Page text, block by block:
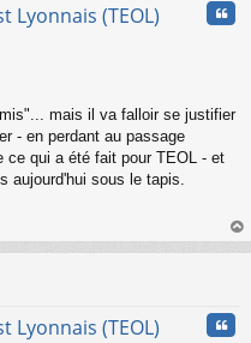
Lyonnais (TEOL)
mais il va falloir se justifier
- en perdant au passage
ce qui a été fait pour TEOL - et
aujourd'hui sous le tapis.
au
Lyonnais (TEOL)